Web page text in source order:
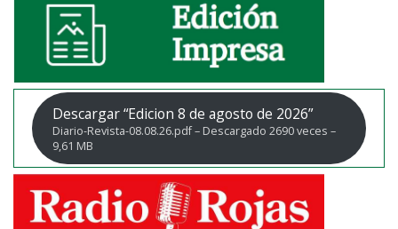
Descargar “Edicion 8 de agosto de 2026”
Diario-Revista-08.08.26.pdf – Descargado 2690 veces –
9,61 MB